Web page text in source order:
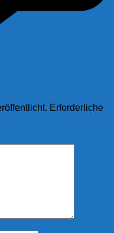
Erforderliche